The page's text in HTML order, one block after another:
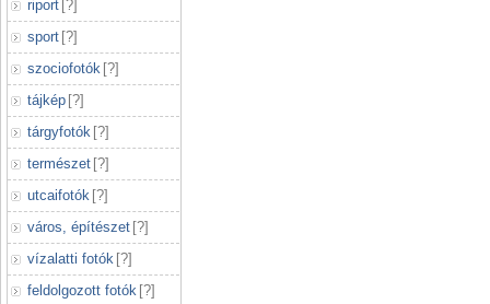
riport [?]
sport [?]
szociofotók [?]
tájkép [?]
tárgyfotók [?]
természet [?]
utcaifotók [?]
város, építészet [?]
vízalatti fotók [?]
feldolgozott fotók [?]